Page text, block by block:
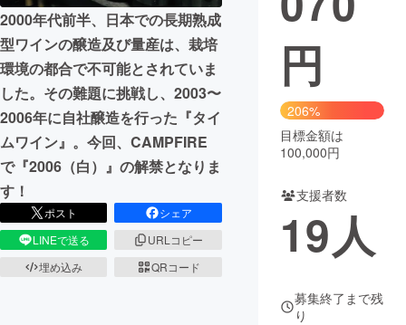
まちづくり・地域活性化
CAMPFIRE for Social Good
CAMPFIRE Creation
CAMPFIREふるさと納税
コミュニティ
2000年代前半、日本での長期熟成
型ワインの醸造及び量産は、栽培
環境の都合で不可能とされていま
した。その難題に挑戦し、2003〜
2006年に自社醸造を行った『タイ
ムワイン』。今回、CAMPFIRE
で『2006（白）』の解禁となりま
す！
ポスト
シェア
LINEで送る
URLコピー
埋め込み
QRコード
円
206%
目標金額は
100,000円
支援者数
19人
募集終了まで残
り